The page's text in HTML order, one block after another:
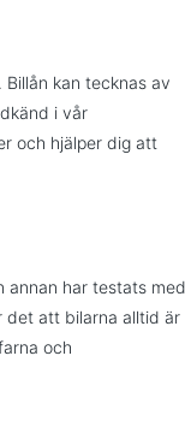
kan tecknas av
i vår
och hjälper dig att
annan har testats med
det att bilarna alltid är
och